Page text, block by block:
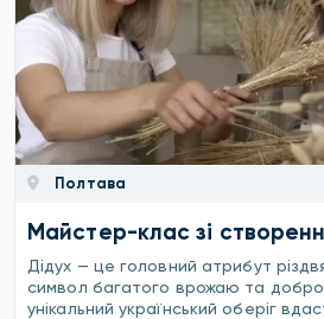
Полтава
Майстер-клас зі
Дідух — це головний атрибут
символ багатого врожаю та
унікальний український оберіг